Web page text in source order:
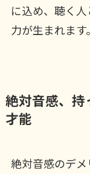
に込め、聴く
力が生まれます。
絶対音感、持
才能
絶対音感のデ